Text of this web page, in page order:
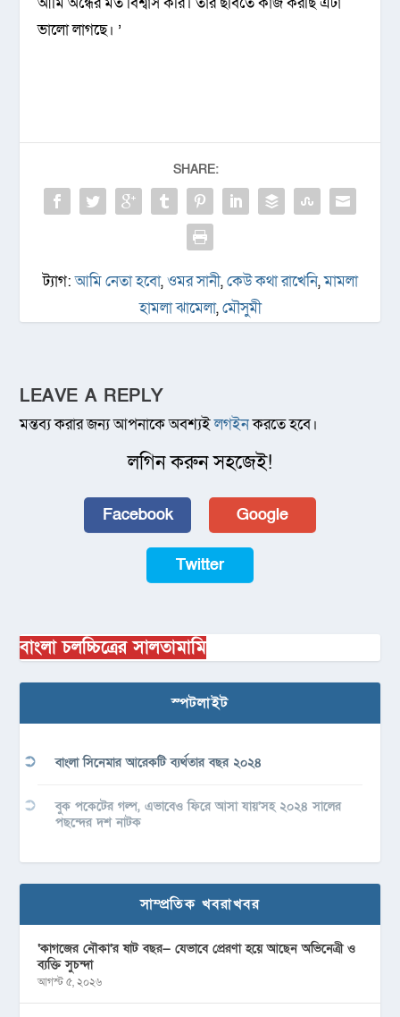
ভালো লাগছে। ’
SHARE:
ট্যাগ:আমি নেতা হবো,ওমর সানী,কেউ কথা রাখেনি,মামলা
হামলা ঝামেলা,মৌসুমী
LEAVE A REPLY
মন্তব্য করার জন্য আপনাকে অবশ্যইলগইনকরতে হবে।
লগিন করুন সহজেই!
Facebook Google
Twitter
বাংলা চলচ্চিত্রের সালতামামি
স্পটলাইট
বাংলা সিনেমার আরেকটি ব্যর্থতার বছর ২০২৪
বুক পকেটের গল্প, এভাবেও ফিরে আসা যায়’সহ ২০২৪ সালের
পছন্দের দশ নাটক
সাম্প্রতিক খবরাখবর
‘কাগজের নৌকা’র ষাট বছর— যেভাবে প্রেরণা হয়ে আছেন অভিনেত্রী ও
ব্যক্তি সুচন্দা
আগস্ট ৫, ২০২৬